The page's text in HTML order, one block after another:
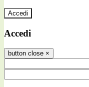
Accedi
Accedi
button close ×